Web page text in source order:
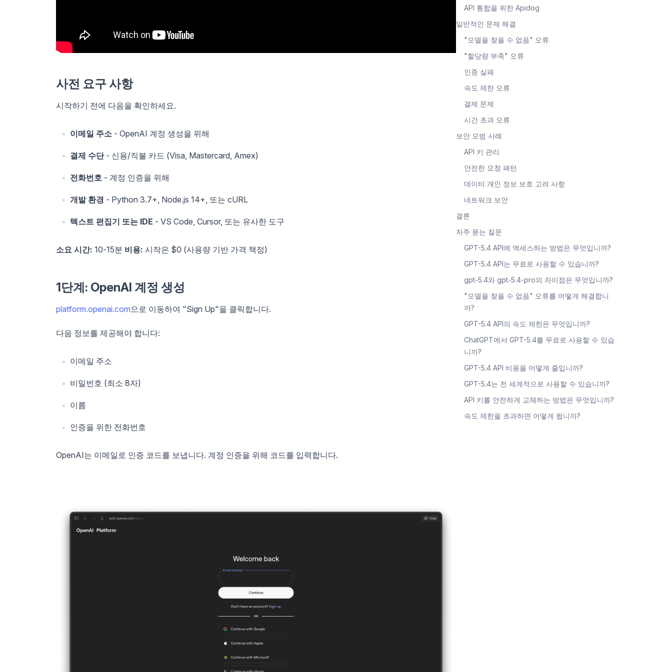
사전 요구 사항
시작하기 전에 다음을 확인하세요.
이메일 주소 - OpenAI 계정 생성을 위해
결제 수단- 신용/직불 카드 (Visa, Mastercard, Amex)
전화번호 - 계정 인증을 위해
개발 환경 - Python 3.7+, Node.js 14+, 또는 cURL
텍스트 편집기 또는 IDE - VS Code, Cursor, 또는 유사한 도구
소요 시간: 10-15분 비용: 시작은 $0 (사용량 기반 가격 책정)
1단계: OpenAI 계정 생성
platform.openai.com으로 이동하여 "Sign Up"을 클릭합니다.
다음 정보를 제공해야 합니다:
이메일 주소
비밀번호 (최소 8자)
이름
인증을 위한 전화번호
OpenAI는 이메일로 인증 코드를 보냅니다. 계정 인증을 위해 코드를 입력합니다.
API 통합을 위한 Apidog
일반적인 문제 해결
"모델을 찾을 수 없음" 오류
"할당량 부족" 오류
인증 실패
속도 제한 오류
결제 문제
시간 초과 오류
보안 모범 사례
API 키 관리
안전한 요청 패턴
데이터 개인 정보 보호 고려 사항
네트워크 보안
결론
자주 묻는 질문
GPT-5.4 API에 액세스하는 방법은 무엇입니까?
GPT-5.4 API는 무료로 사용할 수 있습니까?
gpt-5.4와 gpt-5.4-pro의 차이점은 무엇입니까?
"모델을 찾을 수 없음" 오류를 어떻게 해결합니
까?
GPT-5.4 API의 속도 제한은 무엇입니까?
ChatGPT에서 GPT-5.4를 무료로 사용할 수 있습
니까?
GPT-5.4 API 비용을 어떻게 줄입니까?
GPT-5.4는 전 세계적으로 사용할 수 있습니까?
API 키를 안전하게 교체하는 방법은 무엇입니까?
속도 제한을 초과하면 어떻게 됩니까?